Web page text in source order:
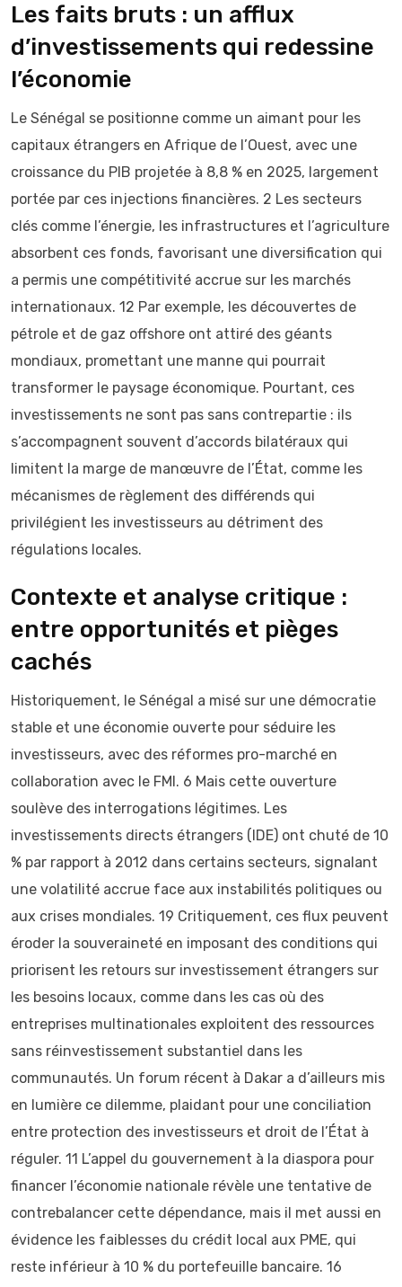
Les faits bruts : un afflux
d’investissements qui redessine
l’économie
Le Sénégal se positionne comme un aimant pour les
capitaux étrangers en Afrique de l’Ouest, avec une
croissance du PIB projetée à 8,8 % en 2025, largement
portée par ces injections financières. 2 Les secteurs
clés comme l’énergie, les infrastructures et l’agriculture
absorbent ces fonds, favorisant une diversification qui
a permis une compétitivité accrue sur les marchés
internationaux. 12 Par exemple, les découvertes de
pétrole et de gaz offshore ont attiré des géants
mondiaux, promettant une manne qui pourrait
transformer le paysage économique. Pourtant, ces
investissements ne sont pas sans contrepartie : ils
s’accompagnent souvent d’accords bilatéraux qui
limitent la marge de manœuvre de l’État, comme les
mécanismes de règlement des différends qui
privilégient les investisseurs au détriment des
régulations locales.
Contexte et analyse critique :
entre opportunités et pièges
cachés
Historiquement, le Sénégal a misé sur une démocratie
stable et une économie ouverte pour séduire les
investisseurs, avec des réformes pro-marché en
collaboration avec le FMI. 6 Mais cette ouverture
soulève des interrogations légitimes. Les
investissements directs étrangers (IDE) ont chuté de 10
% par rapport à 2012 dans certains secteurs, signalant
une volatilité accrue face aux instabilités politiques ou
aux crises mondiales. 19 Critiquement, ces flux peuvent
éroder la souveraineté en imposant des conditions qui
priorisent les retours sur investissement étrangers sur
les besoins locaux, comme dans les cas où des
entreprises multinationales exploitent des ressources
sans réinvestissement substantiel dans les
communautés. Un forum récent à Dakar a d’ailleurs mis
en lumière ce dilemme, plaidant pour une conciliation
entre protection des investisseurs et droit de l’État à
réguler. 11 L’appel du gouvernement à la diaspora pour
financer l’économie nationale révèle une tentative de
contrebalancer cette dépendance, mais il met aussi en
évidence les faiblesses du crédit local aux PME, qui
reste inférieur à 10 % du portefeuille bancaire. 16